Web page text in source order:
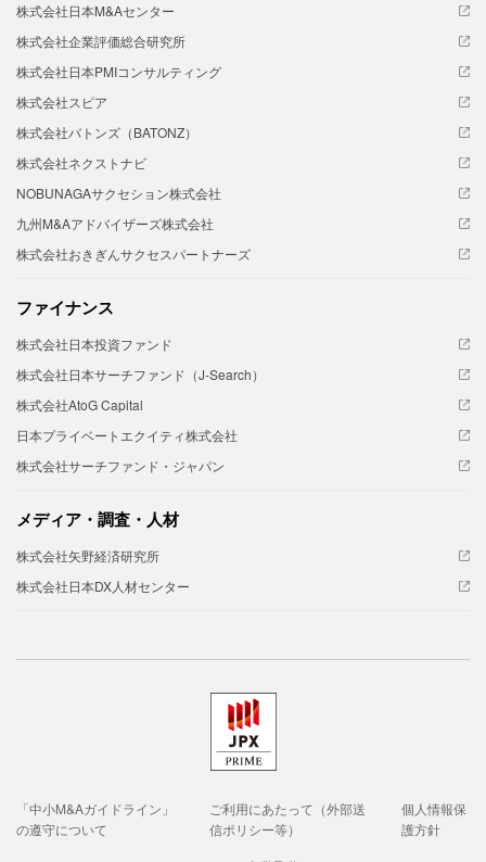
株式会社日本M&Aセンター
株式会社企業評価総合研究所
株式会社日本PMIコンサルティング
株式会社スピア
株式会社バトンズ（BATONZ）
株式会社ネクストナビ
NOBUNAGAサクセション株式会社
九州M&Aアドバイザーズ株式会社
株式会社おきぎんサクセスパートナーズ
ファイナンス
株式会社日本投資ファンド
株式会社日本サーチファンド（J-Search）
株式会社AtoG Capital
日本プライベートエクイティ株式会社
株式会社サーチファンド・ジャパン
メディア・調査・人材
株式会社矢野経済研究所
株式会社日本DX人材センター
「中小M&Aガイドライン」
の遵守について
ご利用にあたって（外部送
信ポリシー等）
個人情報保
護方針